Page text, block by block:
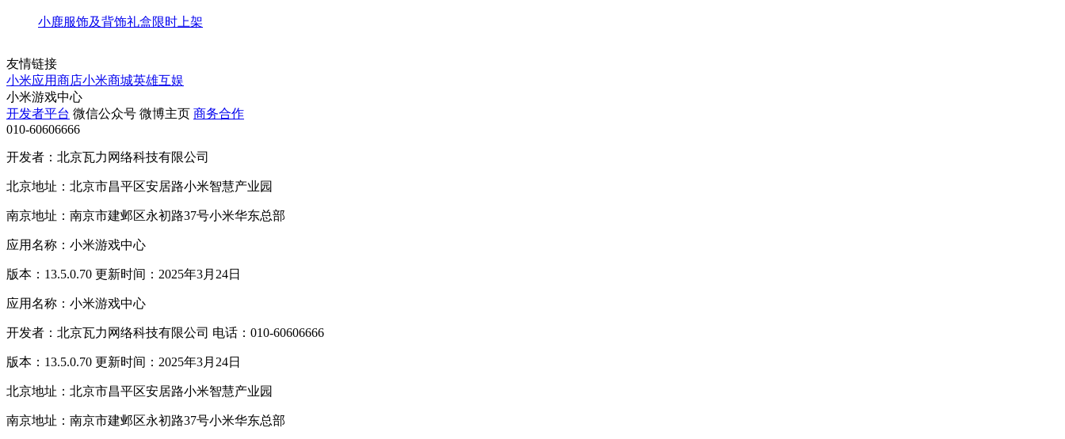
小鹿服饰及背饰礼盒限时上架
友情链接
小米应用商店小米商城英雄互娱
小米游戏中心
开发者平台 微信公众号 微博主页 商务合作
010-60606666
开发者：北京瓦力网络科技有限公司
北京地址：北京市昌平区安居路小米智慧产业园
南京地址：南京市建邺区永初路37号小米华东总部
应用名称：小米游戏中心
版本：13.5.0.70 更新时间：2025年3月24日
应用名称：小米游戏中心
开发者：北京瓦力网络科技有限公司 电话：010-60606666
版本：13.5.0.70 更新时间：2025年3月24日
北京地址：北京市昌平区安居路小米智慧产业园
南京地址：南京市建邺区永初路37号小米华东总部